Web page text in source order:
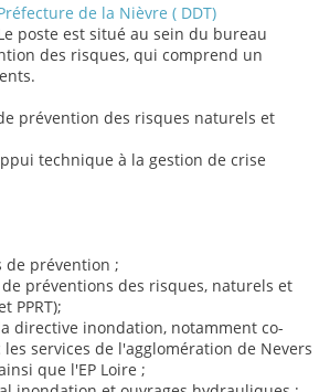
de la Nièvre ( DDT)
poste est situé au sein du bureau
des risques, qui comprend un
prévention des risques naturels et
technique à la gestion de crise
de prévention ;
préventions des risques, naturels et
PPRT);
directive inondation, notamment co-
services de l'agglomération de Nevers
que l'EP Loire ;